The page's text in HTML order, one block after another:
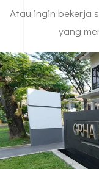
Atau ingin bekerja
yang